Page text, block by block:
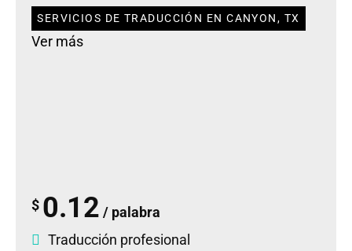
SERVICIOS DE TRADUCCIÓN EN CANYON, TX
Ver más
$ 0.12 / palabra
Traducción profesional